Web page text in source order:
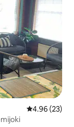
Ukadiriaji wa
4.96 (23)